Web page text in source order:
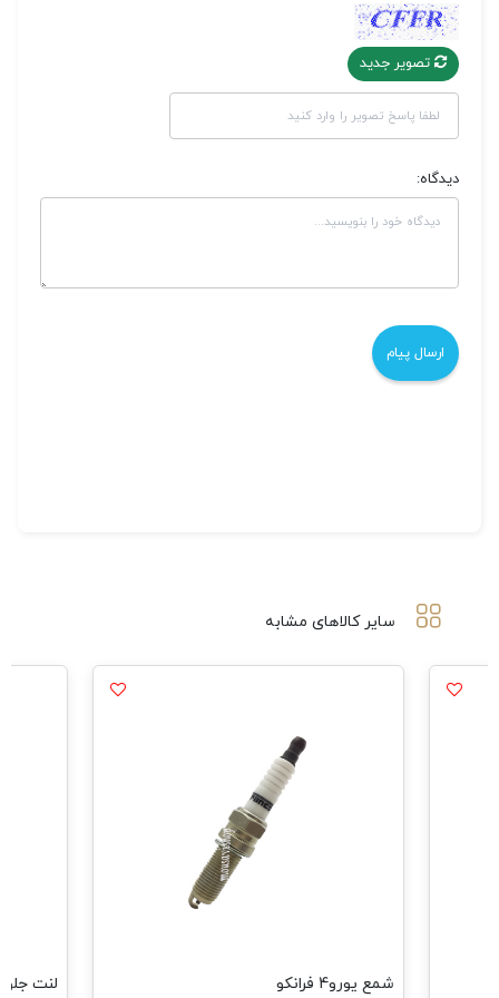
تصویر جدید
دیدگاه:
سایر کالاهای مشابه
شمع یورو4 فرانکو لنت جلو ال90